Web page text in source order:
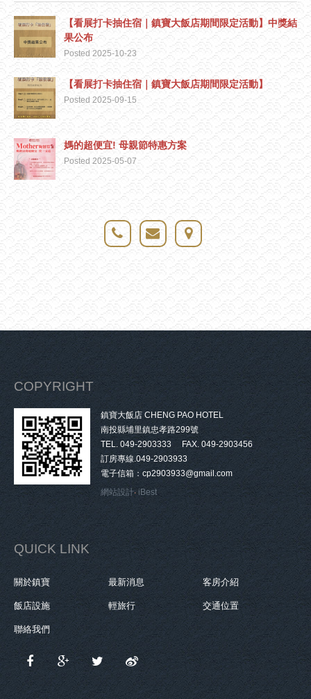
【看展打卡抽住宿｜鎮寶大飯店期間限定活動】中獎結
果公布
Posted 2025-10-23
【看展打卡抽住宿｜鎮寶大飯店期間限定活動】
Posted 2025-09-15
媽的超便宜! 母親節特惠方案
Posted 2025-05-07
COPYRIGHT
鎮寶大飯店 CHENG PAO HOTEL
南投縣埔里鎮忠孝路299號
TEL. 049-2903333 FAX. 049-2903456
訂房專線.049-2903933
電子信箱：cp2903933@gmail.com
網站設計‧ iBest
QUICK LINK
關於鎮寶 最新消息 客房介紹
飯店設施 輕旅行 交通位置
聯絡我們